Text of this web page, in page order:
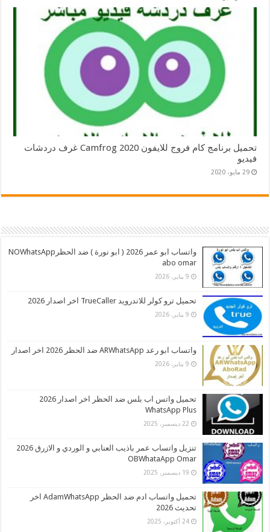
تحميل برنامج كام فروج للايفون 2020 Camfrog غرف دردشات
فيديو
29 مايو، 2020
واتساب ابو عمر 2026 ( ابو نورة ) ضد الحظرNOWhatsApp
abo omar
9 يناير، 2026
تحميل ترو كولر للاندرويد TrueCaller اخر اصدار 2026
9 يناير، 2026
واتساب ابو رعد ARWhatsApp ضد الحظر 2026 اخر اصدار
9 يناير، 2026
تحميل واتس اب بلس ضد الحظر اخر اصدار 2026
WhatsApp Plus
22 ديسمبر، 2025
تنزيل واتساب عمر باذيب العنابي و الوردي و الازرق 2026
OBWhataApp Omar
19 ديسمبر، 2025
تحميل واتساب ادم ضد الحظر AdamWhatsApp اخر
تحديث 2026
24 أكتوبر، 2025